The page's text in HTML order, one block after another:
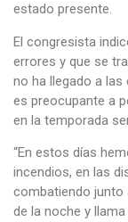
estado presente.
El congresista
errores y que se
no ha llegado a
es preocupante a
en la temporada
“En estos días
incendios, en las
combatiendo junto
de la noche y